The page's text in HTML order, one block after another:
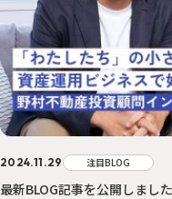
2024.11.29 注目BLOG
最新BLOG記事を公開しました